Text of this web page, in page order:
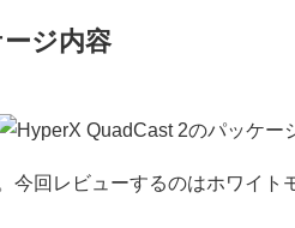
ジ内容
今回レビューするのはホワイト